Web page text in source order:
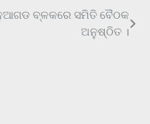
ବ୍ଳକରେ ସମିତି ବୈଠକ
ଅନୁଷ୍ଠିତ ।